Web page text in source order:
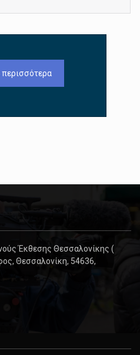
περισσότερα
Έκθεσης Θεσσαλονίκης (
Θεσσαλονίκη, 54636,